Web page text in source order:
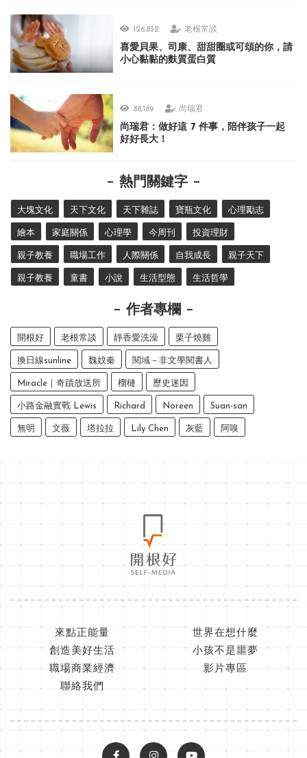
126,832 老根常談
喜愛貝果、司康、甜甜圈或可頌的你，請
小心黏黏的麩質蛋白質
88,189 尚瑞君
尚瑞君：做好這 7 件事，陪伴孩子一起
好好長大！
熱門關鍵字
大塊文化 天下文化 天下雜誌 寶瓶文化 心理勵志
繪本 家庭關係 心理學 今周刊 投資理財
親子教養 職場工作 人際關係 自我成長 親子天下
親子教養 童書 小說 生活型態 生活哲學
作者專欄
開根好 老根常談 靜香愛洗澡 栗子燒雞
換日線sunline 魏妏秦 閱域－非文學閱書人
Miracle｜奇蹟放送所 榴槤 歷史迷因
小路金融實戰 Lewis Richard Noreen Suan-san
無明 文薇 塔拉拉 Lily Chen 灰藍 阿嗅
來點正能量
世界在想什麼
創造美好生活
小孩不是噩夢
職場商業經濟
影片專區
聯絡我們